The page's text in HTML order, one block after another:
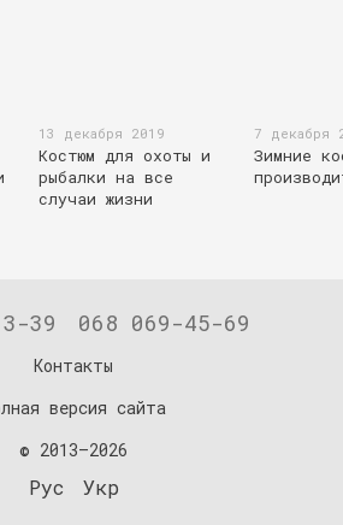
13 декабря 2019
Костюм для охоты и
рыбалки на все
случаи жизни
7 декабря
Зимние
39 068 069-45-69
Контакты
версия сайта
© 2013—2026
Рус Укр